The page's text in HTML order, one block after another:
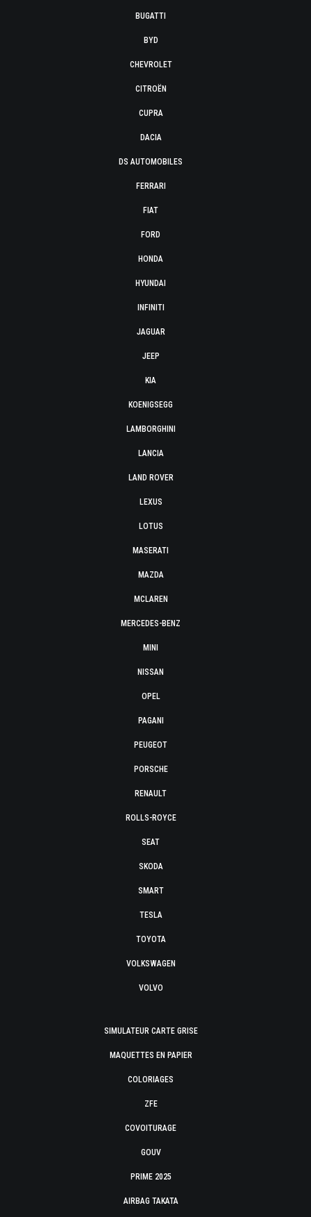
BUGATTI
BYD
CHEVROLET
CITROËN
CUPRA
DACIA
DS AUTOMOBILES
FERRARI
FIAT
FORD
HONDA
HYUNDAI
INFINITI
JAGUAR
JEEP
KIA
KOENIGSEGG
LAMBORGHINI
LANCIA
LAND ROVER
LEXUS
LOTUS
MASERATI
MAZDA
MCLAREN
MERCEDES-BENZ
MINI
NISSAN
OPEL
PAGANI
PEUGEOT
PORSCHE
RENAULT
ROLLS-ROYCE
SEAT
SKODA
SMART
TESLA
TOYOTA
VOLKSWAGEN
VOLVO
SIMULATEUR CARTE GRISE
MAQUETTES EN PAPIER
COLORIAGES
ZFE
COVOITURAGE
GOUV
PRIME 2025
AIRBAG TAKATA